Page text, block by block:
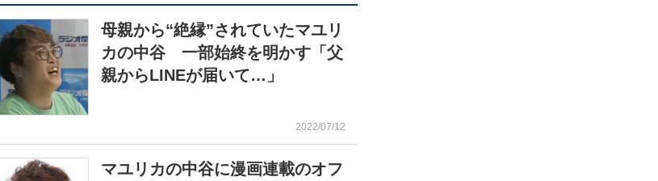
母親から“絶縁”されていたマユリ
カの中谷 一部始終を明かす「父
親からLINEが届いて…」
2022/07/12
マユリカの中谷に漫画連載のオフ